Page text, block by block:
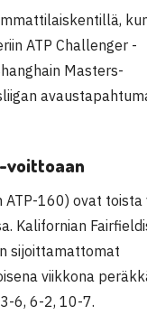
ATP Challenger -
Masters-
voittoaan
ATP-160) ovat toista
Kalifornian
sijoittamattomat
viikkona
6, 6-2, 10-7.